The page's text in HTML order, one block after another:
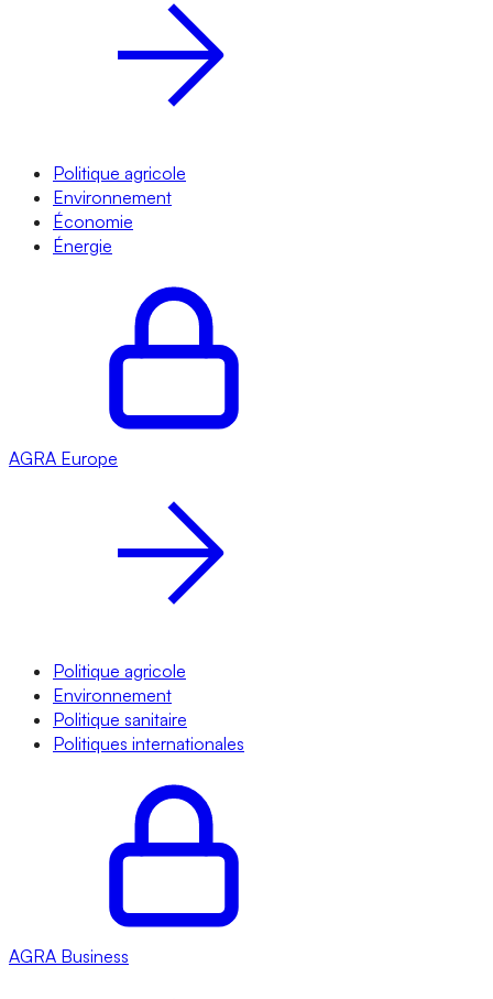
Politique agricole
Environnement
Économie
Énergie
AGRA Europe
Politique agricole
Environnement
Politique sanitaire
Politiques internationales
AGRA Business